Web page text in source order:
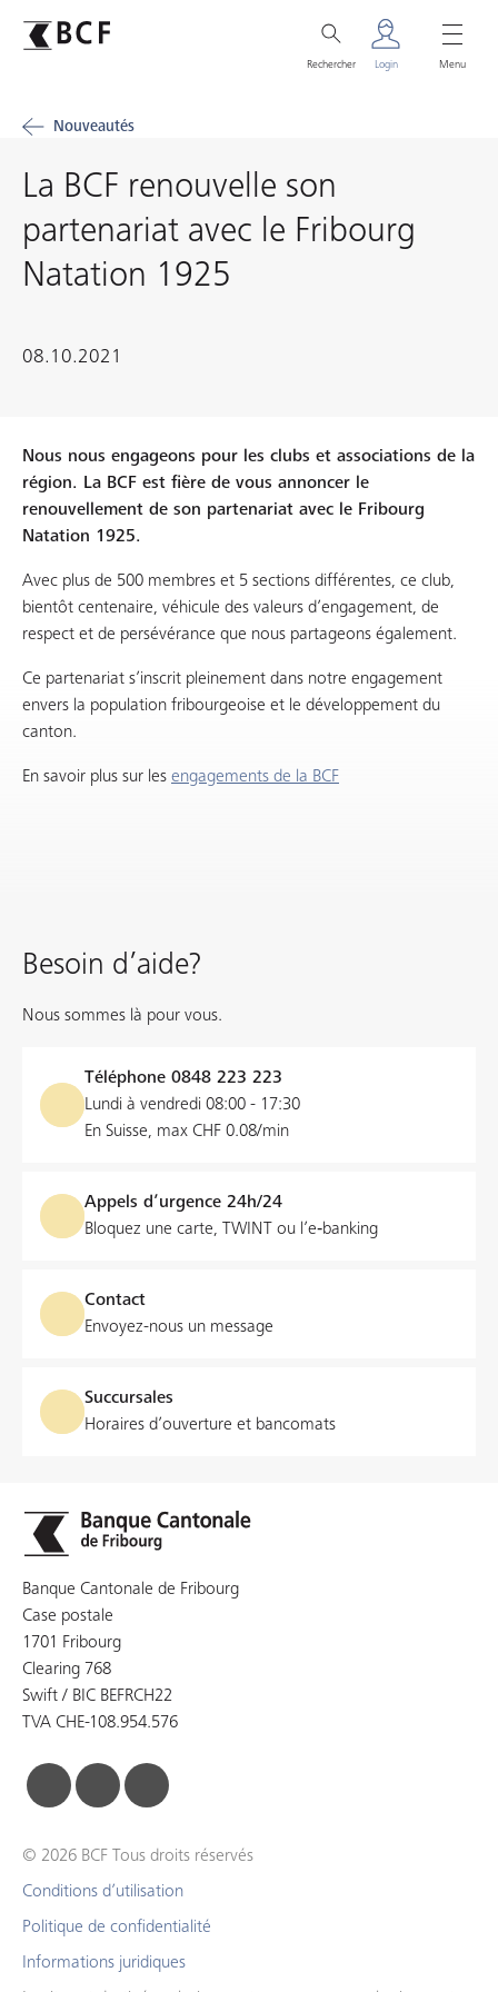
Rechercher Login Menu
Nouveautés
La BCF renouvelle son
partenariat avec le Fribourg
Natation 1925
08.10.2021
Nous nous engageons pour les clubs et associations de la
région. La BCF est fière de vous annoncer le
renouvellement de son partenariat avec le Fribourg
Natation 1925.
Avec plus de 500 membres et 5 sections différentes, ce club,
bientôt centenaire, véhicule des valeurs d’engagement, de
respect et de persévérance que nous partageons également.
Ce partenariat s’inscrit pleinement dans notre engagement
envers la population fribourgeoise et le développement du
canton.
En savoir plus sur les engagements de la BCF
Besoin d’aide?
Nous sommes là pour vous.
Téléphone 0848 223 223
Lundi à vendredi 08:00 - 17:30
En Suisse, max CHF 0.08/min
Appels d’urgence 24h/24
Bloquez une carte, TWINT ou l’e‑banking
Contact
Envoyez-nous un message
Succursales
Horaires d’ouverture et bancomats
Banque Cantonale de Fribourg
Case postale
1701 Fribourg
Clearing 768
Swift / BIC BEFRCH22
TVA CHE-108.954.576
© 2026 BCF Tous droits réservés
Conditions d’utilisation
Politique de confidentialité
Informations juridiques